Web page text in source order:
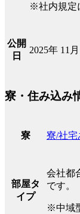
※社内規定
公開
日
2025年 11月
寮・住み込み
寮 寮/社宅
部屋タ
イプ
会社都
です。
※中域